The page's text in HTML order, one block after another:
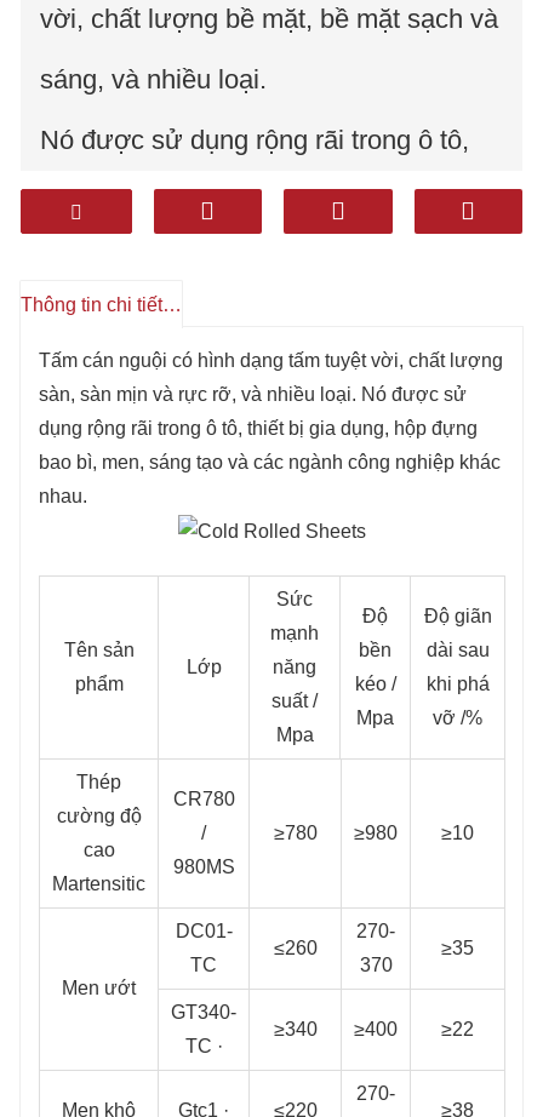
vời, chất lượng bề mặt, bề mặt sạch và
sáng, và nhiều loại.
Nó được sử dụng rộng rãi trong ô tô,
thiết bị gia dụng, thùng chứa bao bì,
nghiệp khác.
Thông tin chi tiết sản phẩm
Tấm cán nguội có hình dạng tấm tuyệt vời, chất lượng
sàn, sàn mịn và rực rỡ, và nhiều loại. Nó được sử
dụng rộng rãi trong ô tô, thiết bị gia dụng, hộp đựng
bao bì, men, sáng tạo và các ngành công nghiệp khác
nhau.
Tên sản
phẩm
Lớp
Sức
mạnh
năng
suất /
Mpa
Độ
bền
kéo /
Mpa
Độ giãn
dài sau
khi phá
vỡ /%
Thép
cường độ
cao
Martensitic
CR780
/
980MS
≥780 ≥980 ≥10
Men ướt
DC01-
TC
≤260
270-
370
≥35
GT340-
TC ·
≥340 ≥400 ≥22
Men khô Gtc1 · ≤220
270-
≥38